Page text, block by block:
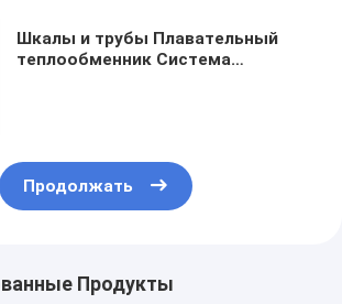
Шкалы и трубы Плавательный
теплообменник Система
Продолжать
Продукты